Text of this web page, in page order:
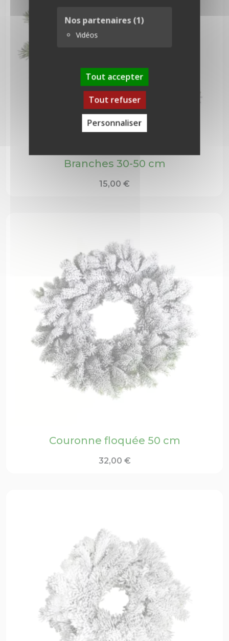
Nos partenaires(1)
Vidéos
Tout accepter
Tout refuser
Personnaliser
Branches 30-50 cm
15,00 €
Couronne floquée 50 cm
32,00 €